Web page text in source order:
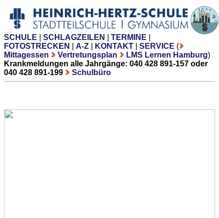
SCHULE SCHLAGZEILEN TERMINE
FOTOSTRECKEN
A-Z KONTAKT SERVICE (
Mittagessen
Vertretungsplan LMS Lernen Hamburg)
Krankmeldungen alle Jahrgänge: 040 428 891-157 oder
040 428 891-199
Schulbüro